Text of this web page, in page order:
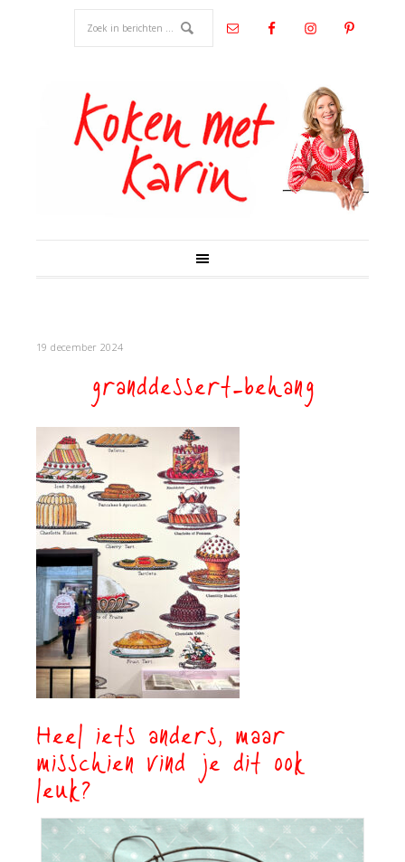
19 december 2024
granddessert-behang
Heel iets anders, maar
misschien vind je dit ook
leuk?